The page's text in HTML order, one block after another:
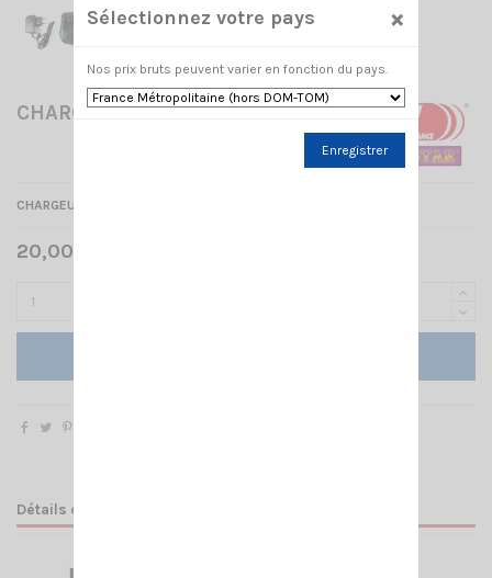
CHARGEUR CRT 5CF
CHARGEUR DE TABLE POUR TALKY CRT 5CF
20,00 € TTC
Détails du produit
Sélectionnez votre pays ×
Nos prix bruts peuvent varier en fonction du pays.
Enregistrer